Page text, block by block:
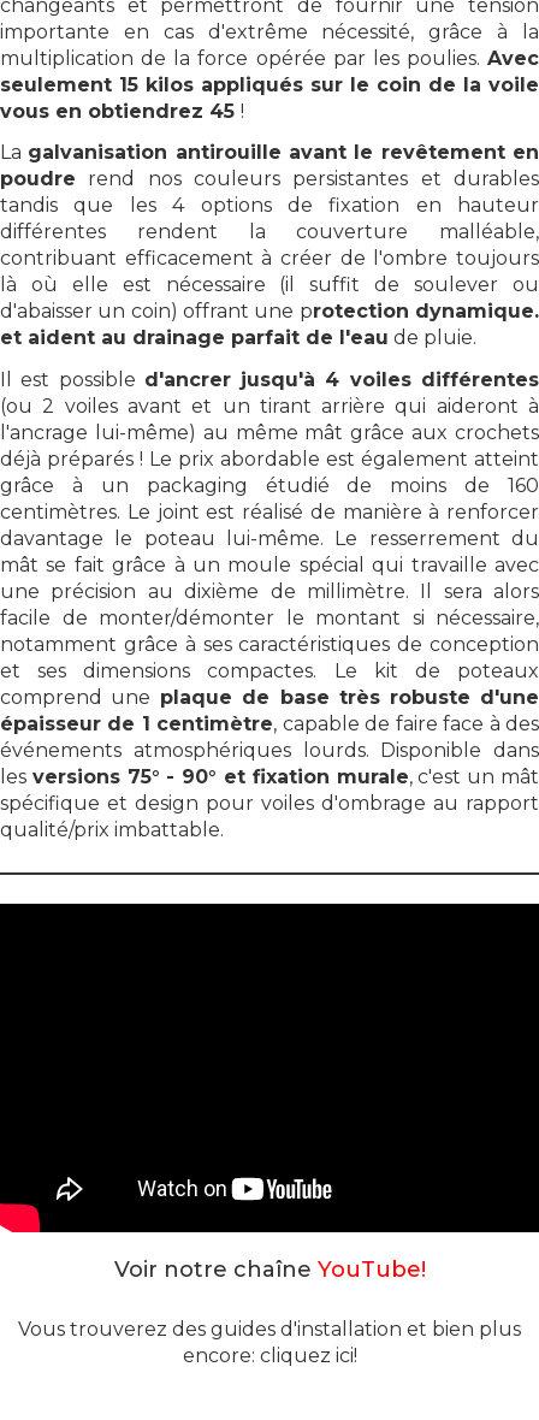
changeants et permettront de fournir une tension
importante en cas d'extrême nécessité, grâce à la
multiplication de la force opérée par les poulies. Avec
seulement 15 kilos appliqués sur le coin de la voile
vous en obtiendrez 45 !
La galvanisation antirouille avant le revêtement en
poudre rend nos couleurs persistantes et durables
tandis que les 4 options de fixation en hauteur
différentes rendent la couverture malléable,
contribuant efficacement à créer de l'ombre toujours
là où elle est nécessaire (il suffit de soulever ou
d'abaisser un coin) offrant une protection dynamique.
et aident au drainage parfait de l'eau de pluie.
Il est possible d'ancrer jusqu'à 4 voiles différentes
(ou 2 voiles avant et un tirant arrière qui aideront à
l'ancrage lui-même) au même mât grâce aux crochets
déjà préparés ! Le prix abordable est également atteint
grâce à un packaging étudié de moins de 160
centimètres. Le joint est réalisé de manière à renforcer
davantage le poteau lui-même. Le resserrement du
mât se fait grâce à un moule spécial qui travaille avec
une précision au dixième de millimètre. Il sera alors
facile de monter/démonter le montant si nécessaire,
notamment grâce à ses caractéristiques de conception
et ses dimensions compactes. Le kit de poteaux
comprend une plaque de base très robuste d'une
épaisseur de 1 centimètre, capable de faire face à des
événements atmosphériques lourds. Disponible dans
les versions 75° - 90° et fixation murale, c'est un mât
spécifique et design pour voiles d'ombrage au rapport
qualité/prix imbattable.
Voir notre chaîne YouTube!
Vous trouverez des guides d'installation et bien plus
encore: cliquez ici!